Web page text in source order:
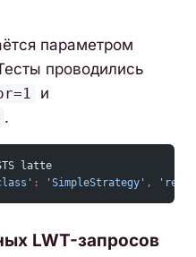
параметром
проводились
и
.
latte
: 'SimpleStrategy' ,
LWT-запросов